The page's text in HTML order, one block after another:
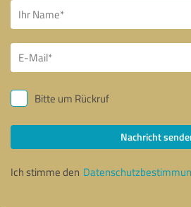
Bitte um Rückruf
Nachricht
Ich stimme den